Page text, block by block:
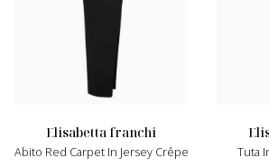
elisabetta franchi
Abito Red Carpet In Jersey Crêpe Tuta